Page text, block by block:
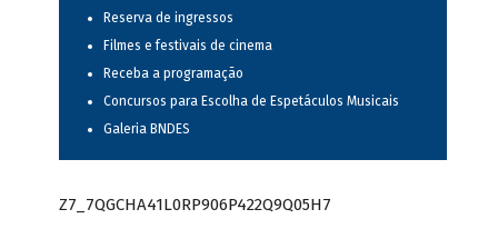
Reserva de ingressos
Filmes e festivais de cinema
Receba a programação
Concursos para Escolha de Espetáculos Musicais
Galeria BNDES
Z7_7QGCHA41L0RP906P422Q9Q05H7